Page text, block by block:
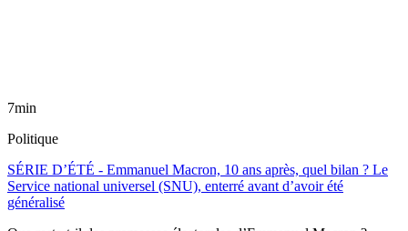
7min
Politique
SÉRIE D’ÉTÉ - Emmanuel Macron, 10 ans après, quel bilan ? Le
Service national universel (SNU), enterré avant d’avoir été
généralisé